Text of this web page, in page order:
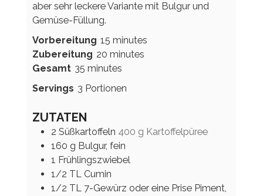
aber sehr leckere Variante mit Bulgur und
Gemüse-Füllung.
Vorbereitung 15 minutes
minutes
Zubereitung 20 minutes
minutes
Gesamt 35 minutes
minutes
Servings 3 Portionen
ZUTATEN
2 Süßkartoffeln 400 g Kartoffelpüree
160 g Bulgur, fein
1 Frühlingszwiebel
1/2 TL Cumin
1/2 TL 7-Gewürz oder eine Prise Piment,